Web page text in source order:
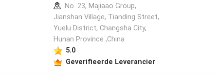
No. 23, Majiaao Group,
Jianshan Village, Tianding Street,
Yuelu District, Changsha City,
Hunan Province ,China
5.0
Geverifieerde Leverancier